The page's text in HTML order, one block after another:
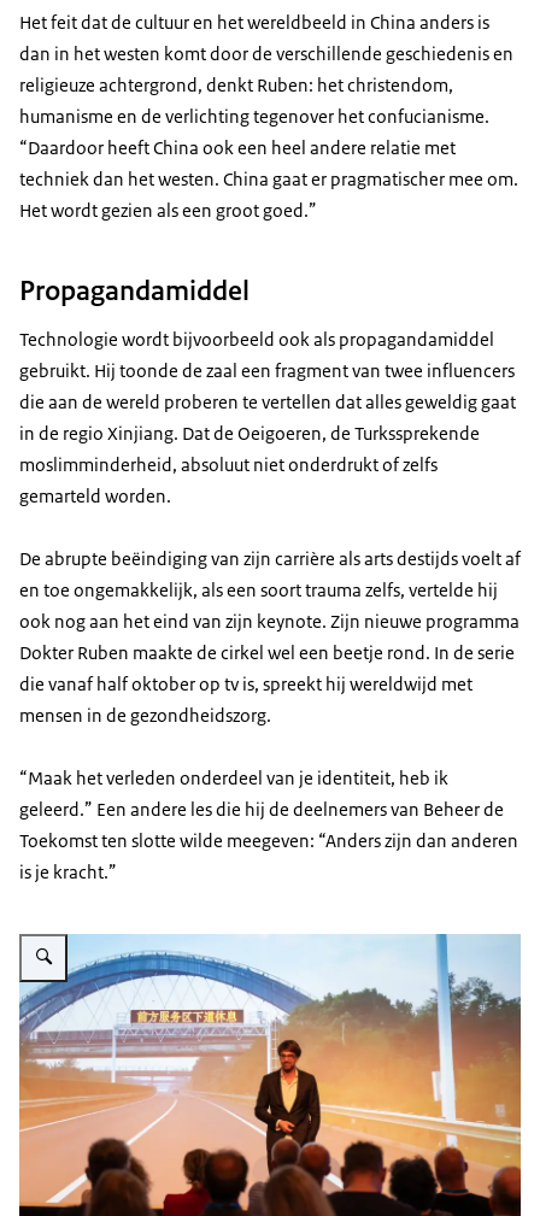
Het feit dat de cultuur en het wereldbeeld in China anders is
dan in het westen komt door de verschillende geschiedenis en
religieuze achtergrond, denkt Ruben: het christendom,
humanisme en de verlichting tegenover het confucianisme.
“Daardoor heeft China ook een heel andere relatie met
techniek dan het westen. China gaat er pragmatischer mee om.
Het wordt gezien als een groot goed.”
Propagandamiddel
Technologie wordt bijvoorbeeld ook als propagandamiddel
gebruikt. Hij toonde de zaal een fragment van twee influencers
die aan de wereld proberen te vertellen dat alles geweldig gaat
in de regio Xinjiang. Dat de Oeigoeren, de Turkssprekende
moslimminderheid, absoluut niet onderdrukt of zelfs
gemarteld worden.
De abrupte beëindiging van zijn carrière als arts destijds voelt af
en toe ongemakkelijk, als een soort trauma zelfs, vertelde hij
ook nog aan het eind van zijn keynote. Zijn nieuwe programma
Dokter Ruben maakte de cirkel wel een beetje rond. In de serie
die vanaf half oktober op tv is, spreekt hij wereldwijd met
mensen in de gezondheidszorg.
“Maak het verleden onderdeel van je identiteit, heb ik
geleerd.” Een andere les die hij de deelnemers van Beheer de
Toekomst ten slotte wilde meegeven: “Anders zijn dan anderen
is je kracht.”
Vergroot afbeelding Foto van keynote spreker Ruben Terlou